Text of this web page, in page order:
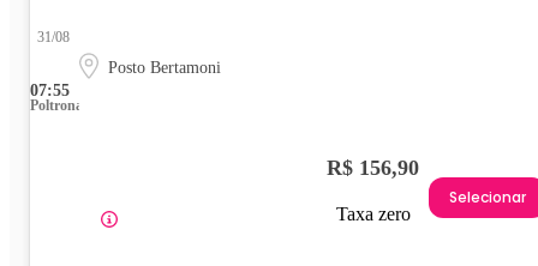
07:55
31/08
Posto Bertamoni
Poltrona
R$ 156,90
Taxa zero
Selecionar